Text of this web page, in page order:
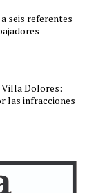
seis referentes
Villa Dolores:
las infracciones